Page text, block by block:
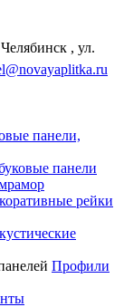
Челябинск , ул.
панели,
панели
рейки
Профили